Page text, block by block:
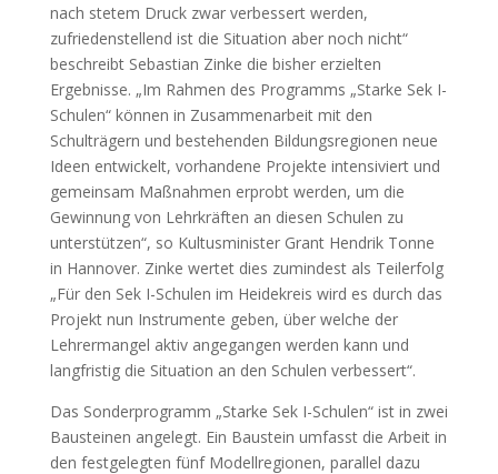
nach stetem Druck zwar verbessert werden,
zufriedenstellend ist die Situation aber noch nicht“
beschreibt Sebastian Zinke die bisher erzielten
Ergebnisse. „Im Rahmen des Programms „Starke Sek I-
Schulen“ können in Zusammenarbeit mit den
Schulträgern und bestehenden Bildungsregionen neue
Ideen entwickelt, vorhandene Projekte intensiviert und
gemeinsam Maßnahmen erprobt werden, um die
Gewinnung von Lehrkräften an diesen Schulen zu
unterstützen“, so Kultusminister Grant Hendrik Tonne
in Hannover. Zinke wertet dies zumindest als Teilerfolg
„Für den Sek I-Schulen im Heidekreis wird es durch das
Projekt nun Instrumente geben, über welche der
Lehrermangel aktiv angegangen werden kann und
langfristig die Situation an den Schulen verbessert“.
Das Sonderprogramm „Starke Sek I-Schulen“ ist in zwei
Bausteinen angelegt. Ein Baustein umfasst die Arbeit in
den festgelegten fünf Modellregionen, parallel dazu